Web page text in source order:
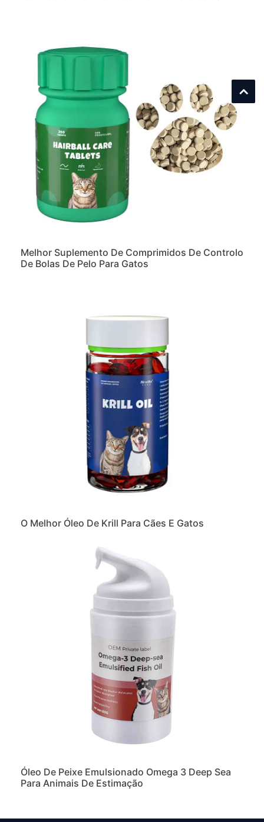
Melhor Suplemento De Comprimidos De Controlo
De Bolas De Pelo Para Gatos
O Melhor Óleo De Krill Para Cães E Gatos
Óleo De Peixe Emulsionado Omega 3 Deep Sea
Para Animais De Estimação